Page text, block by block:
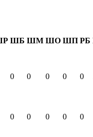
ШБ ШМ ШО ШП РБ
0 0 0 0 0
0 0 0 0 0